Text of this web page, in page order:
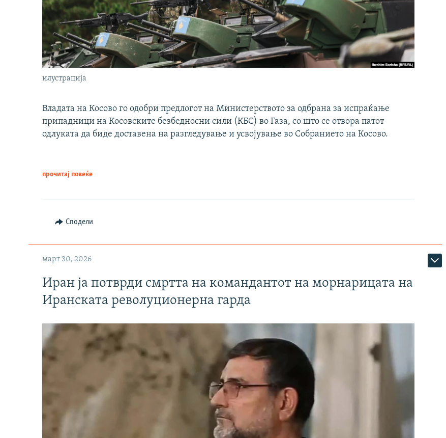
илустрација
Владата на Косово го одобри предлогот на Министерството за одбрана за испраќање
припадници на Косовските безбедносни сили (КБС) во Газа, со што се отвора патот
одлуката да биде доставена на разгледување и усвојување во Собранието на Косово.
прочитај повеќе
Сподели
март 30, 2026
Иран ја потврди смртта на командантот на морнарицата на
Иранската револуционерна гарда